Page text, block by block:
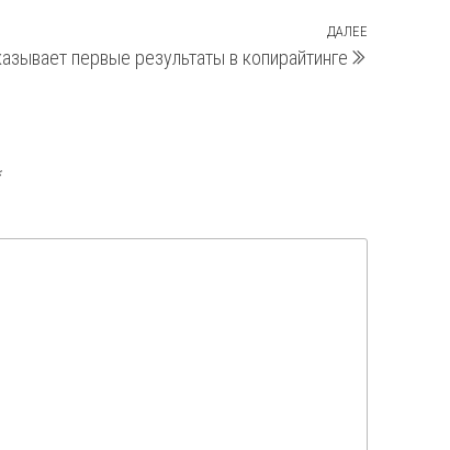
Следующая
ДАЛЕЕ
первые результаты в копирайтинге